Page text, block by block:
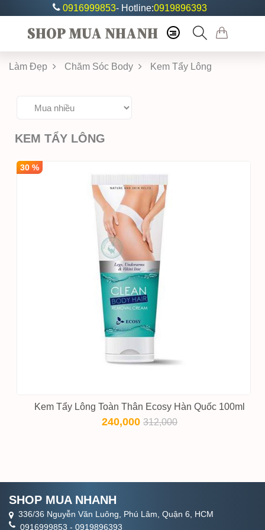
0916999853- Hotline:0919896393
SHOP MUA NHANH
Làm Đẹp Chăm Sóc Body Kem Tẩy Lông
KEM TẨY LÔNG
30 %
Kem Tẩy Lông Toàn Thân Ecosy Hàn Quốc 100ml
240,000312,000
SHOP MUA NHANH
336/36 Nguyễn Văn Luông, Phú Lâm, Quận 6, HCM
0916999853 - 0919896393